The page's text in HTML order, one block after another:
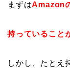
まずはAmazon
持っていること
しかし、たとえ